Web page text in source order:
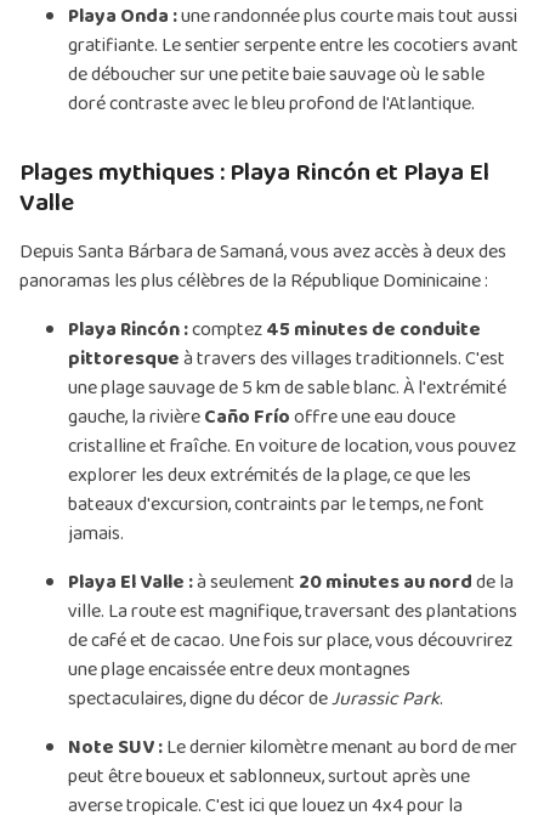
Playa Onda :une randonnée plus courte mais tout aussi
gratifiante. Le sentier serpente entre les cocotiers avant
de déboucher sur une petite baie sauvage où le sable
doré contraste avec le bleu profond de l'Atlantique.
Plages mythiques : Playa Rincón et Playa El
Valle
Depuis Santa Bárbara de Samaná, vous avez accès à deux des
panoramas les plus célèbres de la République Dominicaine :
Playa Rincón :comptez45 minutes de conduite
pittoresqueà travers des villages traditionnels. C'est
une plage sauvage de 5 km de sable blanc. À l'extrémité
gauche, la rivièreCaño Fríooffre une eau douce
cristalline et fraîche. En voiture de location, vous pouvez
explorer les deux extrémités de la plage, ce que les
bateaux d'excursion, contraints par le temps, ne font
jamais.
Playa El Valle :à seulement 20 minutes au nordde la
ville. La route est magnifique, traversant des plantations
de café et de cacao. Une fois sur place, vous découvrirez
une plage encaissée entre deux montagnes
spectaculaires, digne du décor deJurassic Park.
Note SUV :Le dernier kilomètre menant au bord de mer
peut être boueux et sablonneux, surtout après une
averse tropicale. C'est ici que louez un 4x4 pour la